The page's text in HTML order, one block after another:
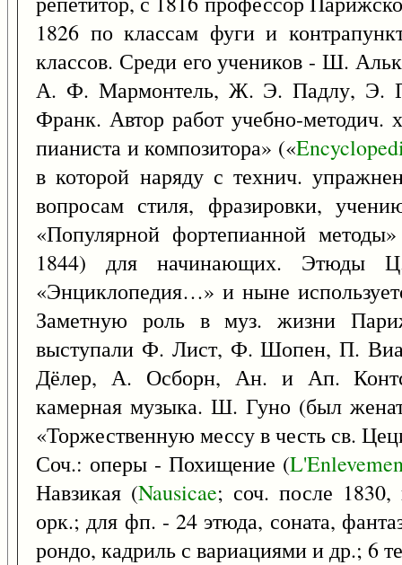
1826 по классам фуги и
классов. Среди его учеников - Ш.
А. Ф. Мармонтель, Ж. Э. Падлу, Э.
Франк. Автор работ учебно-методич.
пианиста и композитора» («
в которой наряду с технич.
вопросам стиля, фразировки,
«Популярной фортепианной
1844) для начинающих. Этюды
«Энциклопедия…» и ныне
Заметную роль в муз. жизни
выступали Ф. Лист, Ф. Шопен, П.
Дёлер, А. Осборн, Ан. и Ап.
камерная музыка. Ш. Гуно (был
«Торжественную мессу в честь св.
Соч.: оперы - Похищение (
Навзикая (Nausicae; соч. после
орк.; для фп. - 24 этюда, соната,
рондо, кадриль с вариациями и др.; 6